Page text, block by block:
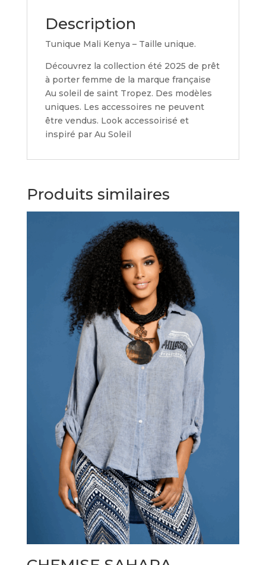
Description
Tunique Mali Kenya – Taille unique.
Découvrez la collection été 2025 de prêt
à porter femme de la marque française
Au soleil de saint Tropez. Des modèles
uniques. Les accessoires ne peuvent
être vendus. Look accessoirisé et
inspiré par Au Soleil
Produits similaires